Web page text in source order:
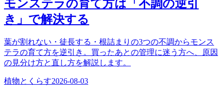
モンステラの育て方は「不調の逆引
き」で解決する
葉が割れない・徒長する・根詰まりの3つの不調からモンス
テラの育て方を逆引き。買ったあとの管理に迷う方へ、原因
の見分け方と直し方を解説します。
植物とくらす2026-08-03